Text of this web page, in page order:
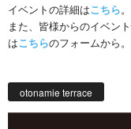
イベントの詳細はこちら。
また、皆様からのイベン
はこちらのフォームから。
otonamie terrace